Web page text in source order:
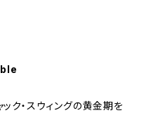
ク・スウィングの黄金期を